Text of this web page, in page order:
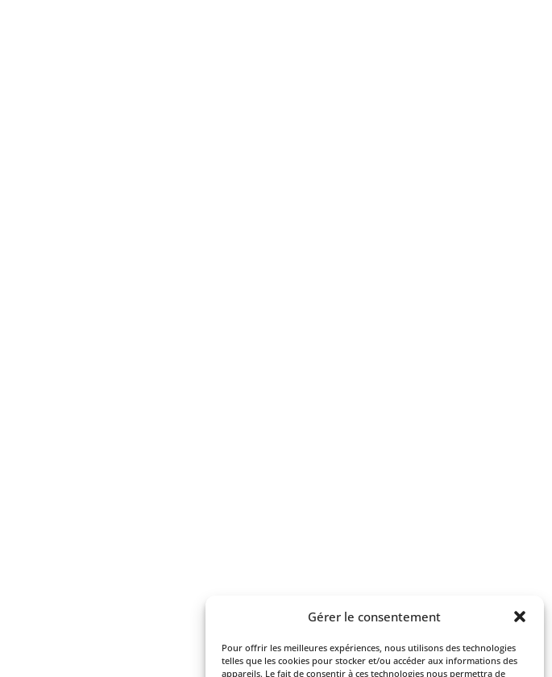
Gérer le consentement
Pour offrir les meilleures expériences, nous utilisons des technologies
telles que les cookies pour stocker et/ou accéder aux informations des
appareils. Le fait de consentir à ces technologies nous permettra de